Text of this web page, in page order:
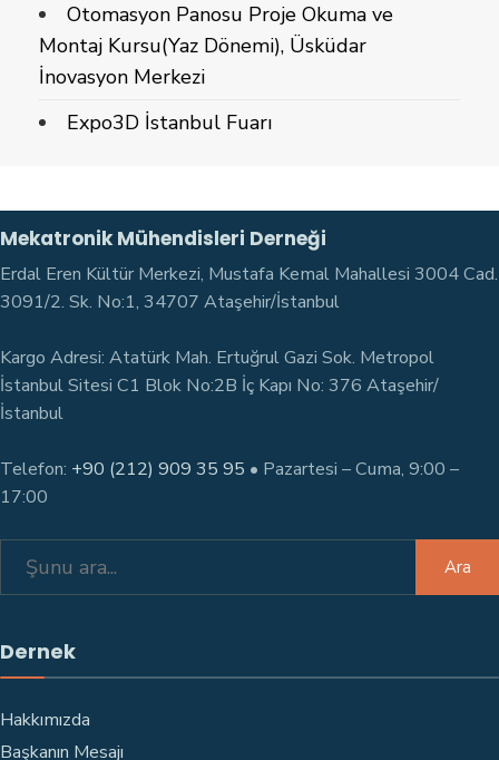
Otomasyon Panosu Proje Okuma ve
Montaj Kursu(Yaz Dönemi), Üsküdar
İnovasyon Merkezi
Expo3D İstanbul Fuarı
Mekatronik Mühendisleri Derneği
Erdal Eren Kültür Merkezi, Mustafa Kemal Mahallesi 3004 Cad.
3091/2. Sk. No:1, 34707 Ataşehir/İstanbul
Kargo Adresi: Atatürk Mah. Ertuğrul Gazi Sok. Metropol
İstanbul Sitesi C1 Blok No:2B İç Kapı No: 376 Ataşehir/
İstanbul
Telefon: +90 (212) 909 35 95 • Pazartesi – Cuma, 9:00 –
17:00
Ara
Dernek
Hakkımızda
Başkanın Mesajı